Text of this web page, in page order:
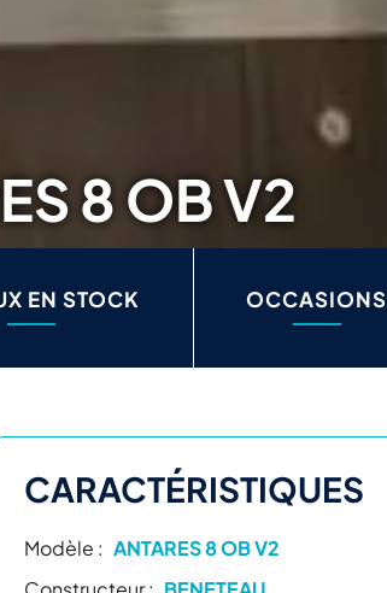
8 OB V2
EN STOCK OCCASIONS
CARACTÉRISTIQUES
Modèle : ANTARES 8 OB V2